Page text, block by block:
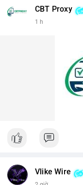
#458btc #chuyenvilanh
CBT Proxy
1 h
Vlike Wire